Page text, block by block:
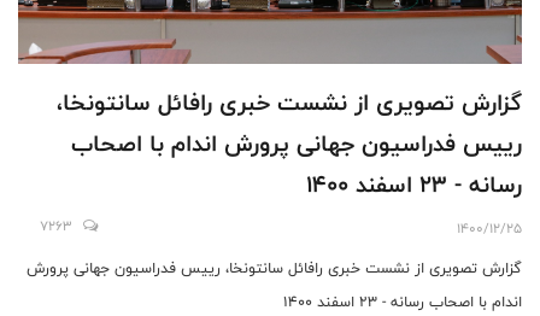
گزارش تصویری از نشست خبری رافائل سانتونخا،
رییس فدراسیون جهانی پرورش اندام با اصحاب
رسانه - 23 اسفند 1400
1400/12/25
7263
گزارش تصویری از نشست خبری رافائل سانتونخا، رییس فدراسیون جهانی پرورش
اندام با اصحاب رسانه - 23 اسفند 1400